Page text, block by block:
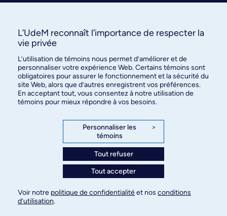
À propos / Nous joindre
des relations publiques
3744, rue Jean-Brillant, bureau 490
Montréal (Québec) H3T 1P1
Paramètres des témoins
© Université de Montréal, 2026. Tous droits
L’UdeM reconnaît l’importance de respecter la
vie privée
L’utilisation de témoins nous permet d’améliorer et de
personnaliser votre expérience Web. Certains témoins sont
obligatoires pour assurer le fonctionnement et la sécurité du
site Web, alors que d’autres enregistrent vos préférences.
En acceptant tout, vous consentez à notre utilisation de
témoins pour mieux répondre à vos besoins.
Personnaliser les
témoins
>
Tout refuser
Tout accepter
Voir notre politique de confidentialitéet nos conditions
d’utilisation.